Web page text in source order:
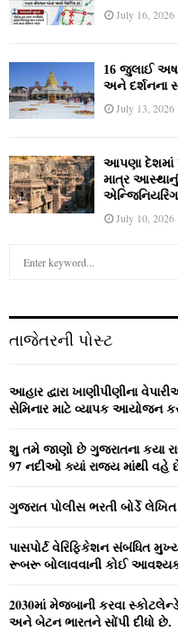
July 16, 2026
16 જુલાઈ
અને દર્શનના
July 13, 2026
આપણા દેશમાં
માત્ર
July 10, 2026
h
o
r
તાજેતરની પોસ્ટ
આહાર દ્વારા ખાણીપીણીના
સેમિનાર માટે વ્યાપક આયોજન
શુ તમે જાણો છે ગુજરાતના કયા
97 નદીઓ ક્યાં રાજ્ય માંથી વહે
ગુજરાત પોલીસ ભરતી બોર્ડે લેખિત
પાસપોર્ટ વેરિફિકેશન સંબંધિત
રૂબરૂ બોલાવવાની કોઈ
2030માં મેજબાની કરવા
અને બેટન ભારતને સોંપી દીધો છે.